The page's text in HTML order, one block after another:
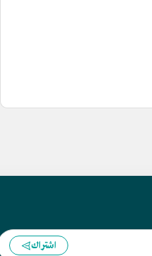
اشتراك